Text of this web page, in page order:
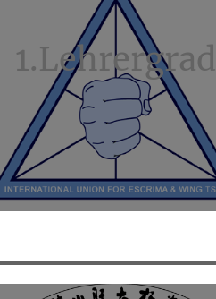
1.Lehrergrad